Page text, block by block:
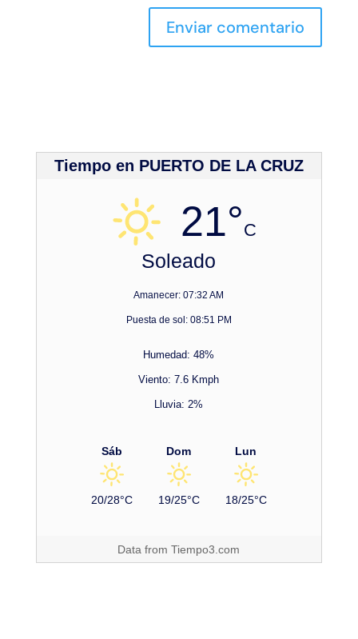
Tiempo en PUERTO DE LA CRUZ
21°C
Soleado
Amanecer: 07:32 AM
Puesta de sol: 08:51 PM
Humedad: 48%
Viento: 7.6 Kmph
Lluvia: 2%
Sáb
20/28°C
Dom
19/25°C
Lun
18/25°C
Data fromTiempo3.com